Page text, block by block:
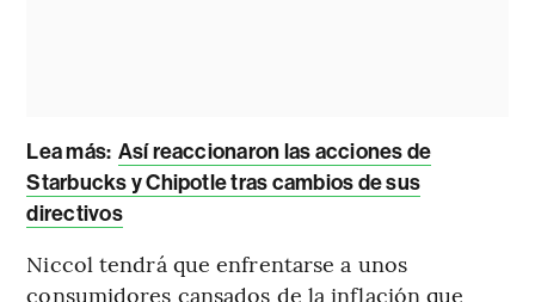
Lea más: Así reaccionaron las acciones de
Starbucks y Chipotle tras cambios de sus
directivos
Niccol tendrá que enfrentarse a unos
consumidores cansados de la inflación que